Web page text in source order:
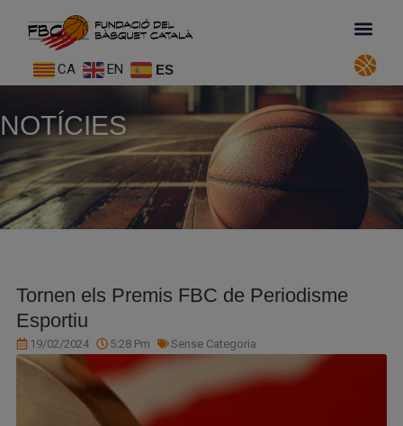
CA EN ES
NOTÍCIES
Tornen els Premis FBC de Periodisme
Esportiu
19/02/2024 5:28 Pm Sense Categoria